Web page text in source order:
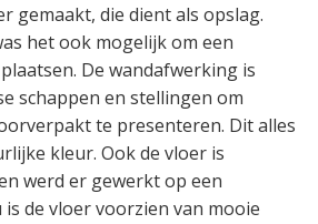
gemaakt, die dient als opslag.
het ook mogelijk om een
De wandafwerking is
schappen en stellingen om
te presenteren. Dit alles
kleur. Ook de vloer is
werd er gewerkt op een
de vloer voorzien van mooie